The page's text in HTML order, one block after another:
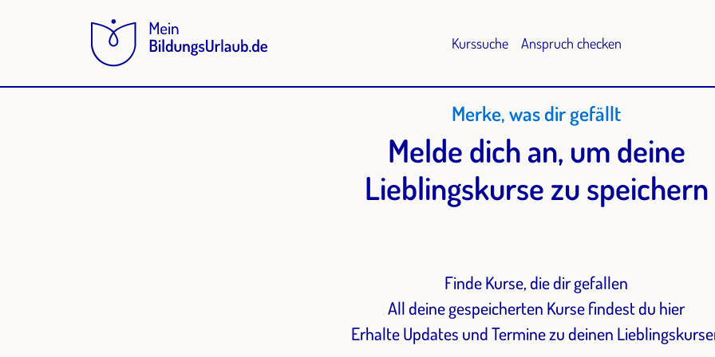
Kurssuche Anspruch checken
Merke, was dir gefällt
Melde dich an, um deine
Lieblingskurse zu speichern
Finde Kurse, die dir gefallen
All deine gespeicherten Kurse findest du hier
Erhalte Updates und Termine zu deinen